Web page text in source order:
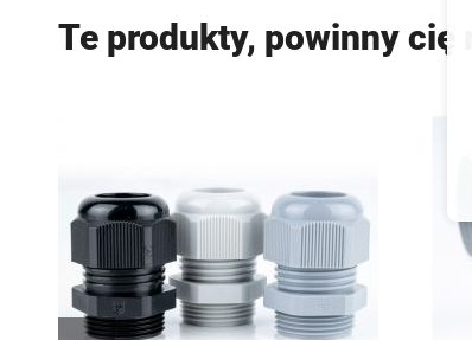
Te produkty, powinny cię